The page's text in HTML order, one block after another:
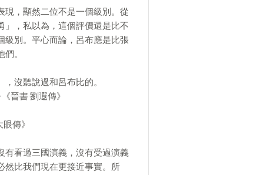
現，顯然二位不是一個級別。從
」，私以為，這個評價還是比不
級別。平心而論，呂布應是比張
。
沒聽說過和呂布比的。
晉書·劉遐傳》
傳》
有看過三國演義，沒有受過演義
然比我們現在更接近事實。所